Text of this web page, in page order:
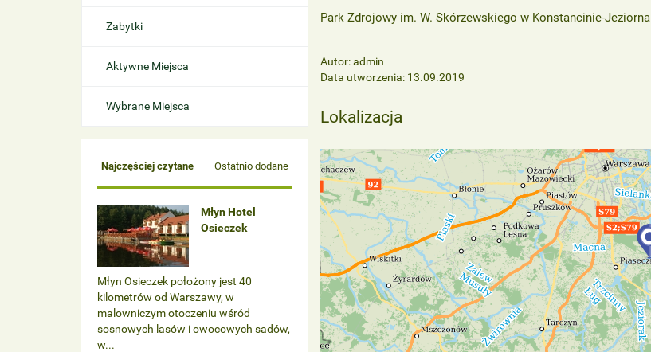
Zabytki
Aktywne Miejsca
Wybrane Miejsca
Najczęściej czytane Ostatnio dodane
Młyn Hotel
Osieczek
Młyn Osieczek położony jest 40
kilometrów od Warszawy, w
malowniczym otoczeniu wśród
sosnowych lasów i owocowych sadów,
w...
Park Zdrojowy im. W. Skórzewskiego w Konstancinie-Jeziorna
Autor: admin
Data utworzenia: 13.09.2019
Lokalizacja